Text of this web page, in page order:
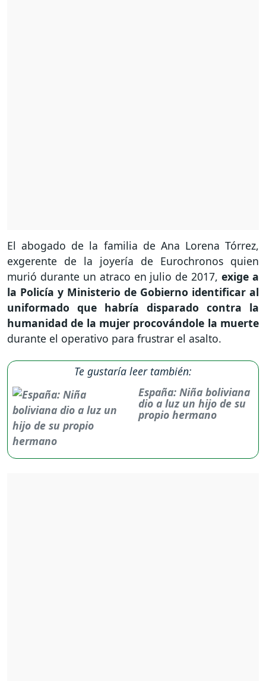
El abogado de la familia de Ana Lorena Tórrez,
exgerente de la joyería de Eurochronos quien
murió durante un atraco en julio de 2017, exige a
la Policía y Ministerio de Gobierno identificar al
uniformado que habría disparado contra la
humanidad de la mujer procovándole la muerte
durante el operativo para frustrar el asalto.
Te gustaría leer también:
España: Niña boliviana
dio a luz un hijo de su
propio hermano